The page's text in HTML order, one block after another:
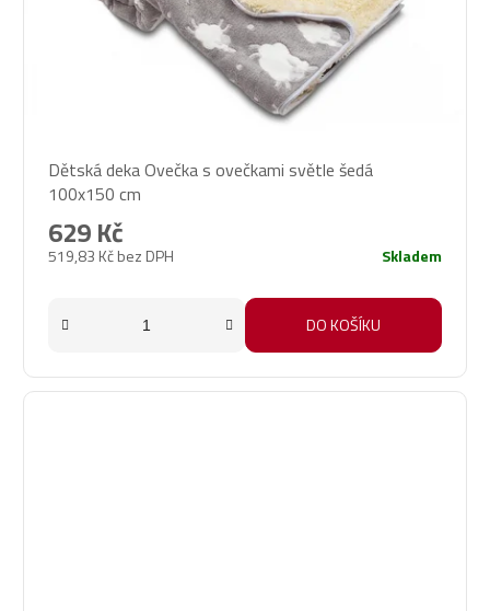
Dětská deka Ovečka s ovečkami světle šedá
100x150 cm
519,83 Kč bez DPH
629 Kč
Skladem
DO KOŠÍKU